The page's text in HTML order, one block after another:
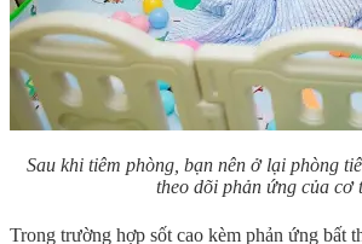
Sau khi tiêm phòng, bạn nên ở lại phòng
theo dõi phản ứng của cơ
Trong trường hợp sốt cao kèm phản ứng bất